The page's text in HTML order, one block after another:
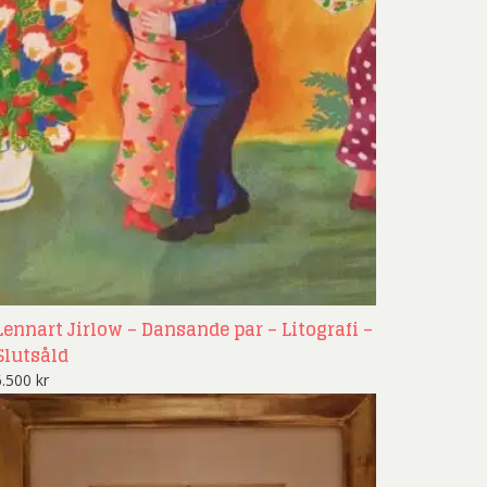
Jirlow – Dansande par – Litografi –
kr